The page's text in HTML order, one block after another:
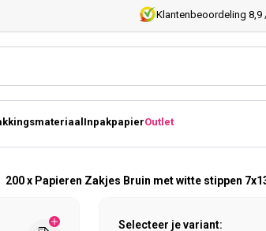
Klantenbeoordeling 8,9
InpakpapierOutlet
200 x Papieren Zakjes Bruin met witte stippen
Selecteer je variant: